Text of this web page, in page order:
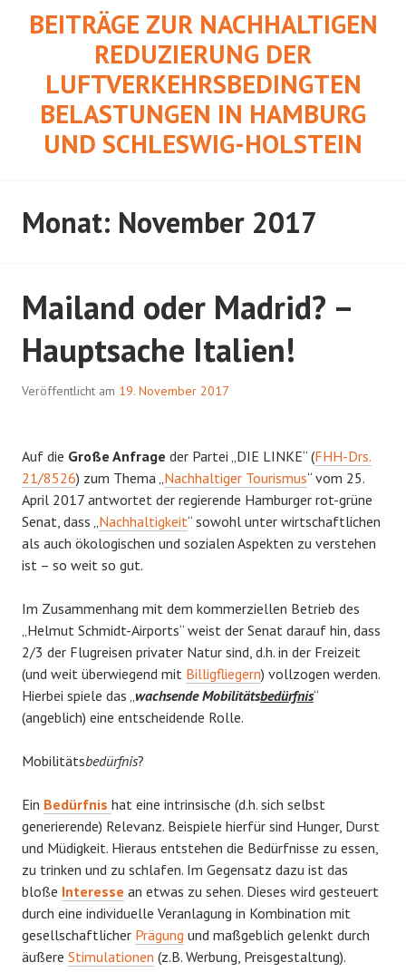
BEITRÄGE ZUR NACHHALTIGEN
REDUZIERUNG DER
LUFTVERKEHRSBEDINGTEN
BELASTUNGEN IN HAMBURG
UND SCHLESWIG-HOLSTEIN
Monat: November 2017
Mailand oder Madrid? –
Hauptsache Italien!
Veröffentlicht am 19. November 2017
Auf die Große Anfrage der Partei „DIE LINKE“ (FHH-Drs.
21/8526) zum Thema „Nachhaltiger Tourismus“ vom 25.
April 2017 antwortet der regierende Hamburger rot-grüne
Senat, dass „Nachhaltigkeit“ sowohl unter wirtschaftlichen
als auch ökologischen und sozialen Aspekten zu verstehen
ist – so weit so gut.
Im Zusammenhang mit dem kommerziellen Betrieb des
„Helmut Schmidt-Airports“ weist der Senat darauf hin, dass
2/3 der Flugreisen privater Natur sind, d.h. in der Freizeit
(und weit überwiegend mit Billigfliegern) vollzogen werden.
Hierbei spiele das „wachsende Mobilitätsbedürfnis“
(angeblich) eine entscheidende Rolle.
Mobilitätsbedürfnis?
Ein Bedürfnis hat eine intrinsische (d.h. sich selbst
generierende) Relevanz. Beispiele hierfür sind Hunger, Durst
und Müdigkeit. Hieraus entstehen die Bedürfnisse zu essen,
zu trinken und zu schlafen. Im Gegensatz dazu ist das
bloße Interesse an etwas zu sehen. Dieses wird gesteuert
durch eine individuelle Veranlagung in Kombination mit
gesellschaftlicher Prägung und maßgeblich gelenkt durch
äußere Stimulationen (z.B. Werbung, Preisgestaltung).